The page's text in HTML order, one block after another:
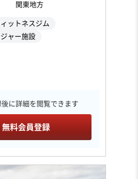
関東地方
ットネスジム
ャー施設
に詳細を閲覧できます
無料会員登録